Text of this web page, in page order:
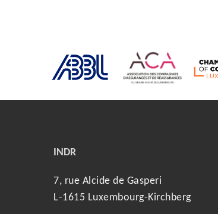
INDR
7, rue Alcide de Gasperi
L-1615 Luxembourg-Kirchberg